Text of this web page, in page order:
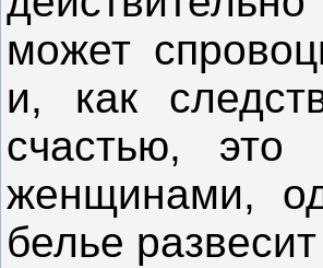
может
и, как
счастью,
женщинами,
белье